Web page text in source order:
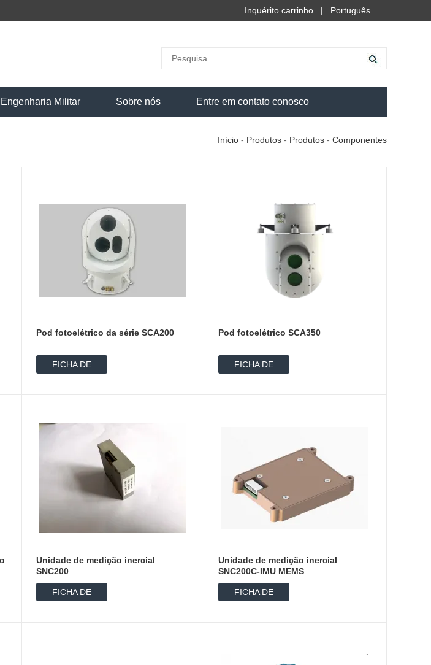
Português
|
Inquérito carrinho
Engenharia Militar Sobre nós Entre em contato conosco
Início - Produtos - Produtos - Componentes
Pod fotoelétrico da série SCA200
FICHA DE
Pod fotoelétrico SCA350
FICHA DE
Unidade de medição inercial
SNC200
FICHA DE
Unidade de medição inercial
SNC200C-IMU MEMS
FICHA DE